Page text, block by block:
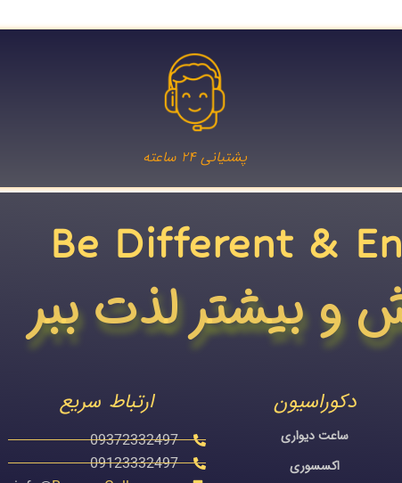
پشتیانی ۲۴ ساعته
Be Different &
و بیشتر لذت ببر
دکوراسیون
ساعت دیواری
اکسسوری
ارتباط سریع
09372332497
09123332497